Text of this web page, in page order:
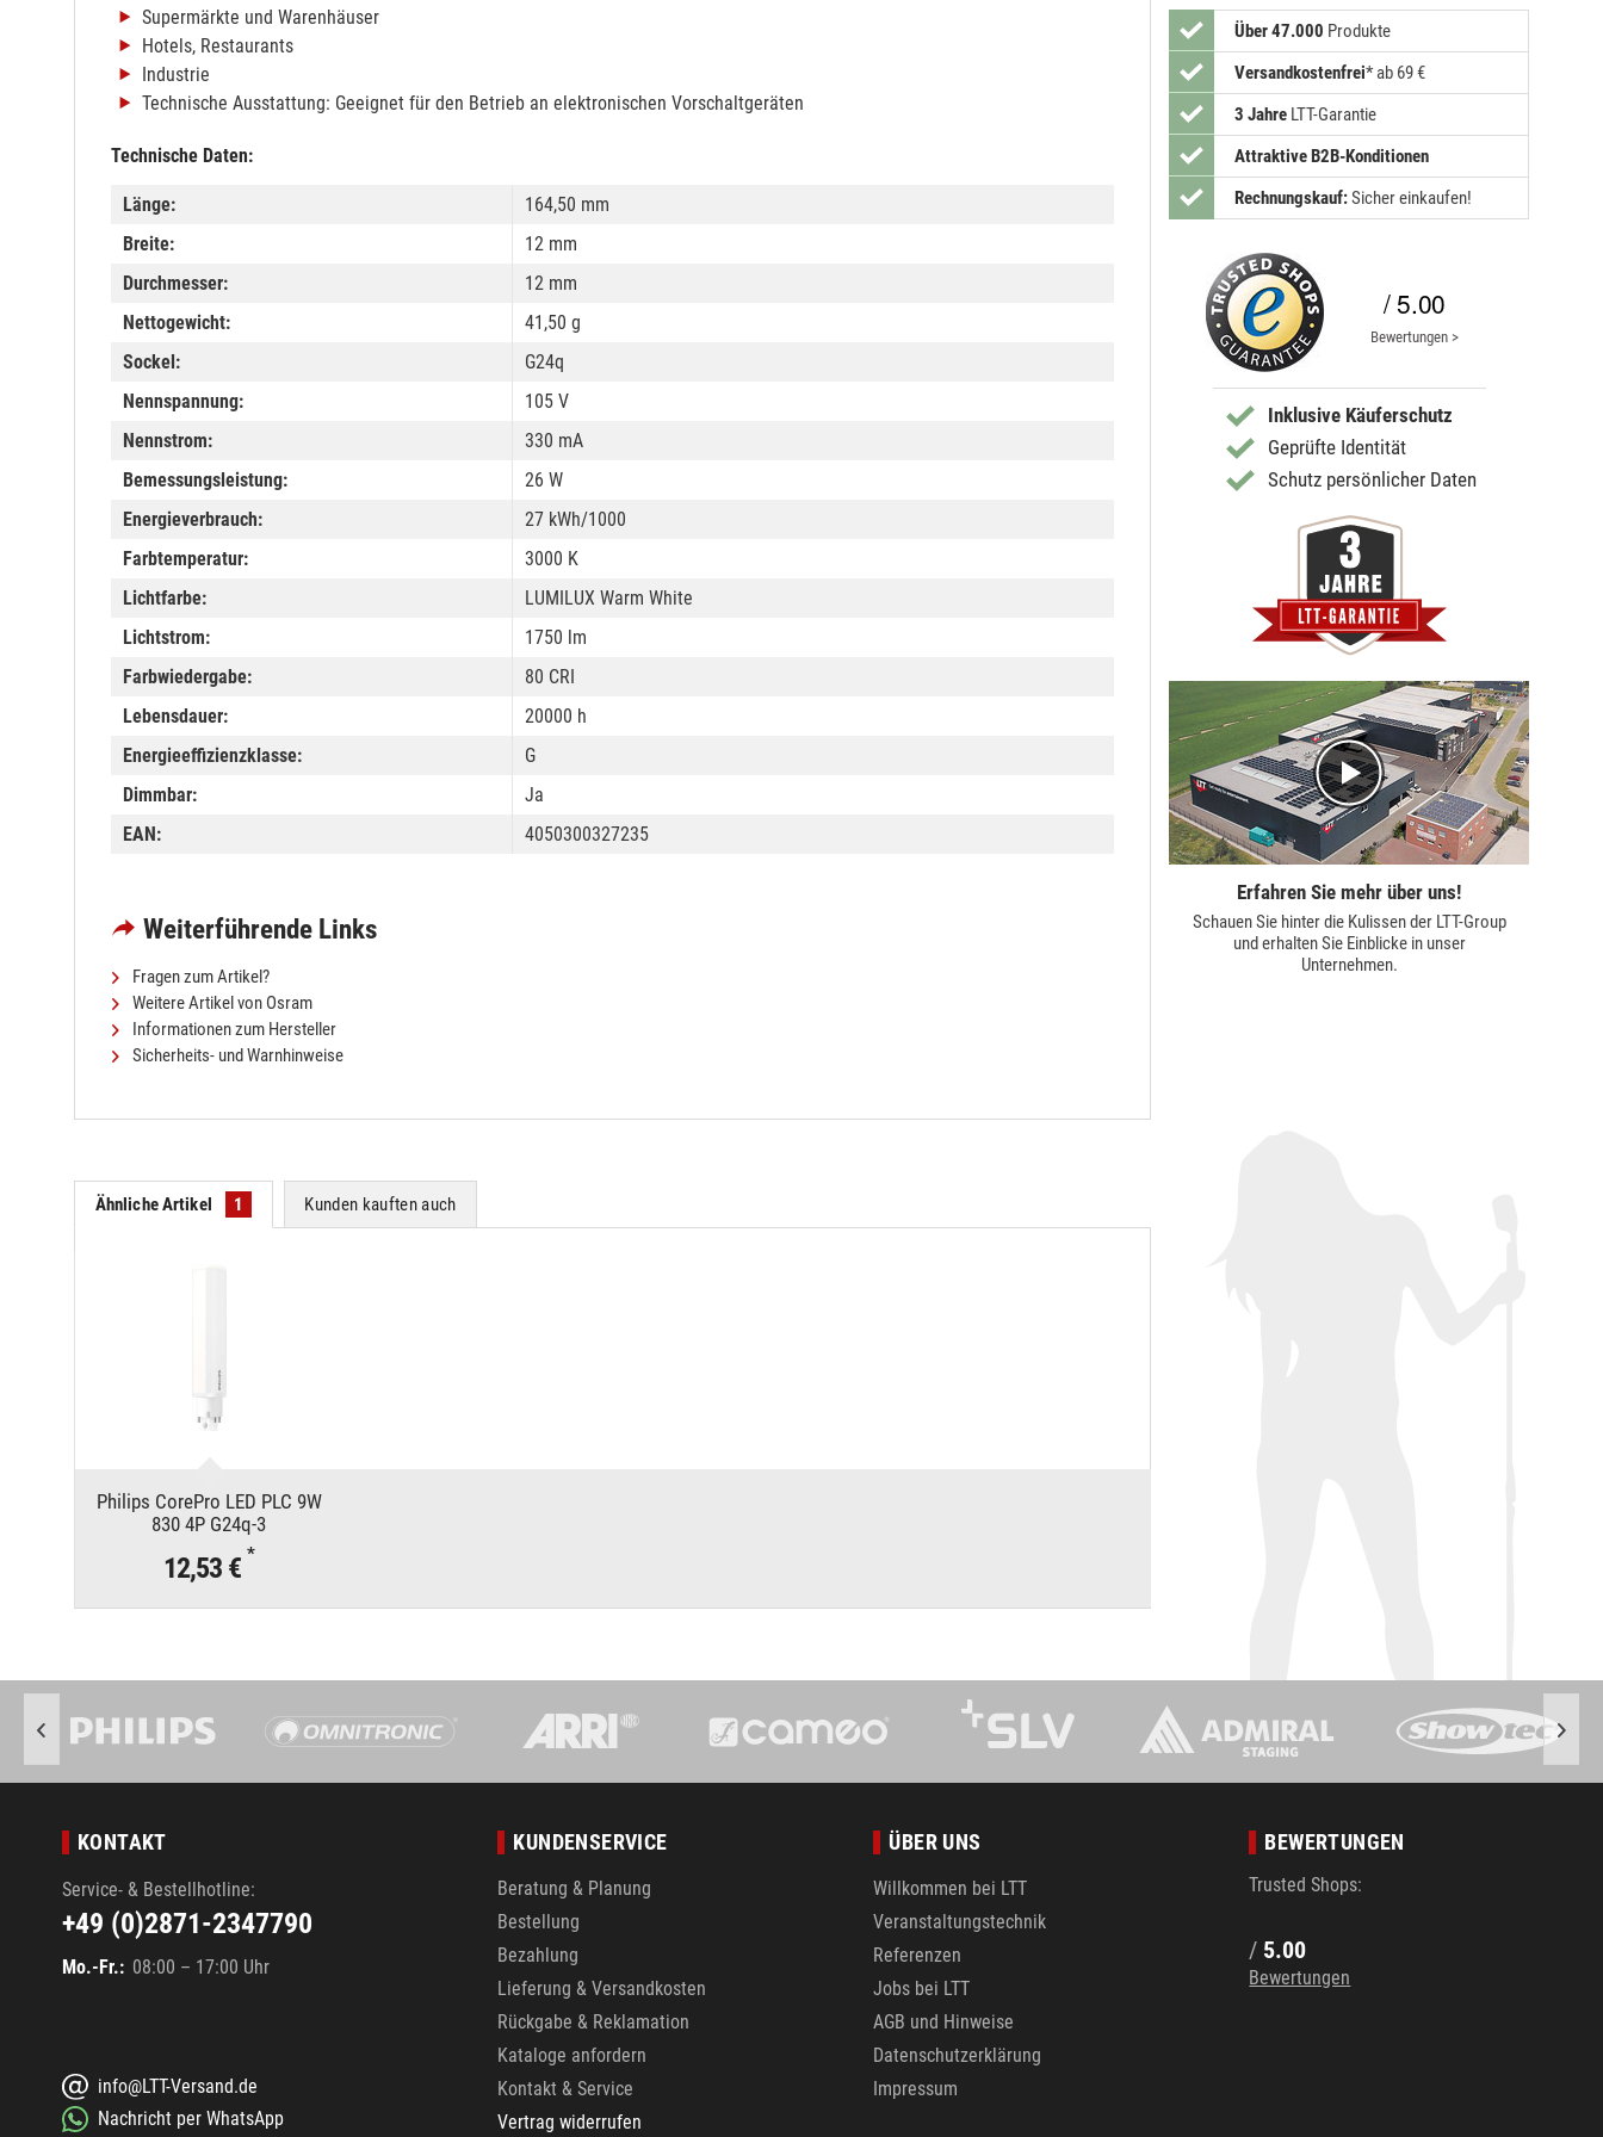
Supermärkte und Warenhäuser
Hotels, Restaurants
Industrie
Technische Ausstattung: Geeignet für den Betrieb an elektronischen Vorschaltgeräten
Technische Daten:
Länge:
164,50 mm
Breite:
12 mm
Durchmesser:
12 mm
Nettogewicht:
41,50 g
Sockel:
G24q
Nennspannung:
105 V
Nennstrom:
330 mA
Bemessungsleistung:
26 W
Energieverbrauch:
27 kWh/1000
Farbtemperatur:
3000 K
Lichtfarbe:
LUMILUX Warm White
Lichtstrom:
1750 lm
Farbwiedergabe:
80 CRI
Lebensdauer:
20000 h
Energieeffizienzklasse:
G
Dimmbar:
Ja
EAN:
4050300327235
Weiterführende Links
Fragen zum Artikel?
Weitere Artikel von Osram
Informationen zum Hersteller
Sicherheits- und Warnhinweise
Über 47.000 Produkte
Versandkostenfrei* ab 69 €
3 Jahre LTT-Garantie
Attraktive B2B-Konditionen
Rechnungskauf:Sicher einkaufen!
/ 5.00
Bewertungen >
Inklusive Käuferschutz
Geprüfte Identität
Schutz persönlicher Daten
Erfahren Sie mehr über uns!
Schauen Sie hinter die Kulissen der LTT-Group
und erhalten Sie Einblicke in unser
Unternehmen.
Ähnliche Artikel 1 Kunden kauften auch
Philips CorePro LED PLC 9W
830 4P G24q-3
12,53 € *
KONTAKT
Service- & Bestellhotline:
+49 (0)2871-2347790
Mo.-Fr.: 08:00 – 17:00 Uhr
info@LTT-Versand.de
Nachricht per WhatsApp
KUNDENSERVICE
Beratung & Planung
Bestellung
Bezahlung
Lieferung & Versandkosten
Rückgabe & Reklamation
Kataloge anfordern
Kontakt & Service
Vertrag widerrufen
ÜBER UNS
Willkommen bei LTT
Veranstaltungstechnik
Referenzen
Jobs bei LTT
AGB und Hinweise
Datenschutzerklärung
Impressum
BEWERTUNGEN
Trusted Shops:
/ 5.00
Bewertungen